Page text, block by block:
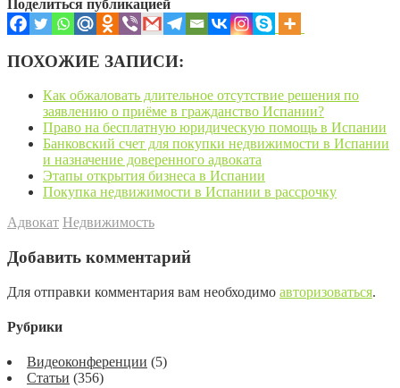
Поделиться публикацией
ПОХОЖИЕ ЗАПИСИ:
Как обжаловать длительное отсутствие решения по
заявлению о приёме в гражданство Испании?
Право на бесплатную юридическую помощь в Испании
Банковский счет для покупки недвижимости в Испании
и назначение доверенного адвоката
Этапы открытия бизнеса в Испании
Покупка недвижимости в Испании в рассрочку
Адвокат Недвижимость
Добавить комментарий
Для отправки комментария вам необходимо авторизоваться.
Рубрики
Видеоконференции (5)
Статьи (356)